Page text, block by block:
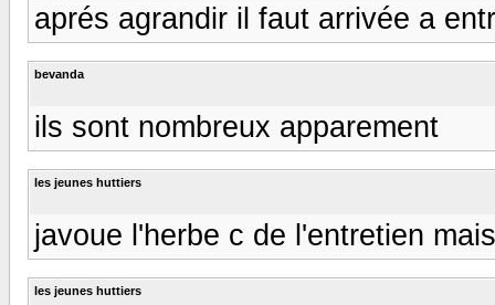
aprés agrandir il faut arrivée a
bevanda
ils sont nombreux apparement
les jeunes huttiers
javoue l'herbe c de l'entretien
les jeunes huttiers